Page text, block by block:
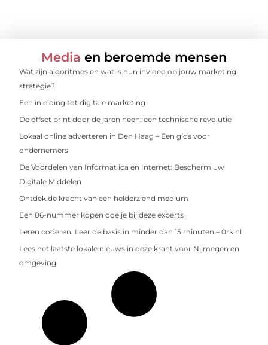
Media en beroemde mensen
Wat zijn algoritmes en wat is hun invloed op jouw marketing
strategie?
Een inleiding tot digitale marketing
De offset print door de jaren heen: een technische revolutie
Lokaal online adverteren in Den Haag – Een gids voor
ondernemers
De Voordelen van Informat ica en Internet: Bescherm uw
Digitale Middelen
Ontdek de kracht van een helderziend medium
Een 06-nummer kopen doe je bij deze experts
Leren coderen: Leer de basis in minder dan 15 minuten – 0rk.nl
Lees het laatste lokale nieuws in deze krant voor Nijmegen en
omgeving